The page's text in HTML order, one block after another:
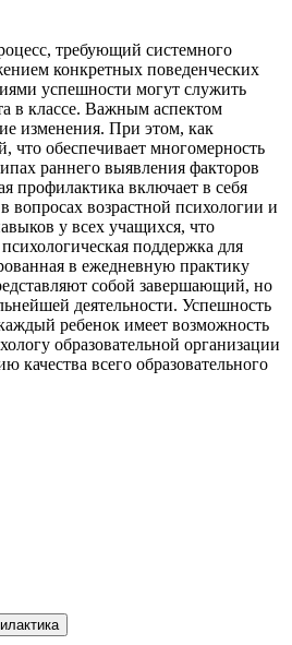
требующий системного
конкретных поведенческих
успешности могут служить
в классе. Важным аспектом
изменения. При этом, как
что обеспечивает многомерность
раннего выявления факторов
профилактика включает в себя
вопросах возрастной психологии и
у всех учащихся, что
поддержка для
в ежедневную практику
собой завершающий, но
деятельности. Успешность
ребенок имеет возможность
образовательной организации
всего образовательного